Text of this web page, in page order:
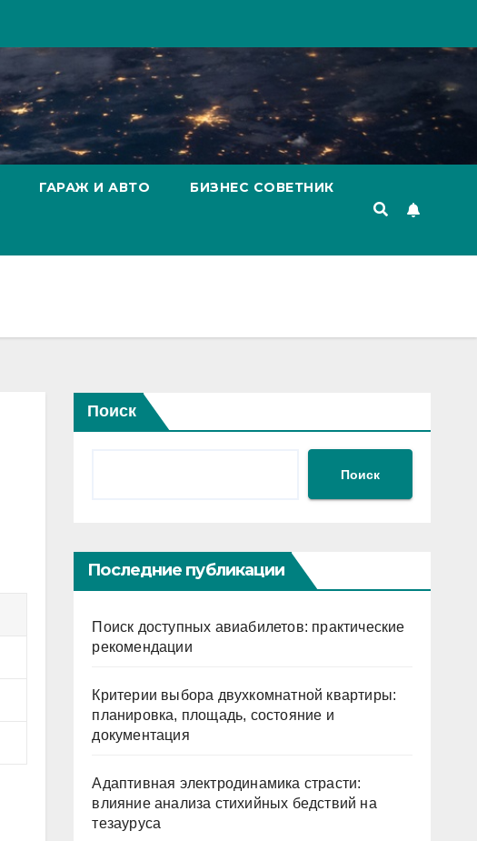
ГАРАЖ И АВТО БИЗНЕС СОВЕТНИК
Поиск
Поиск
Последние публикации
Поиск доступных авиабилетов: практические
рекомендации
Критерии выбора двухкомнатной квартиры:
планировка, площадь, состояние и
документация
Адаптивная электродинамика страсти:
влияние анализа стихийных бедствий на
тезауруса